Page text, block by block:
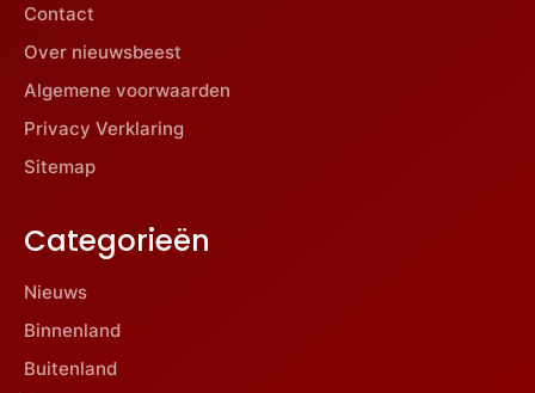
Contact
Over nieuwsbeest
Algemene voorwaarden
Privacy Verklaring
Sitemap
Categorieën
Nieuws
Binnenland
Buitenland